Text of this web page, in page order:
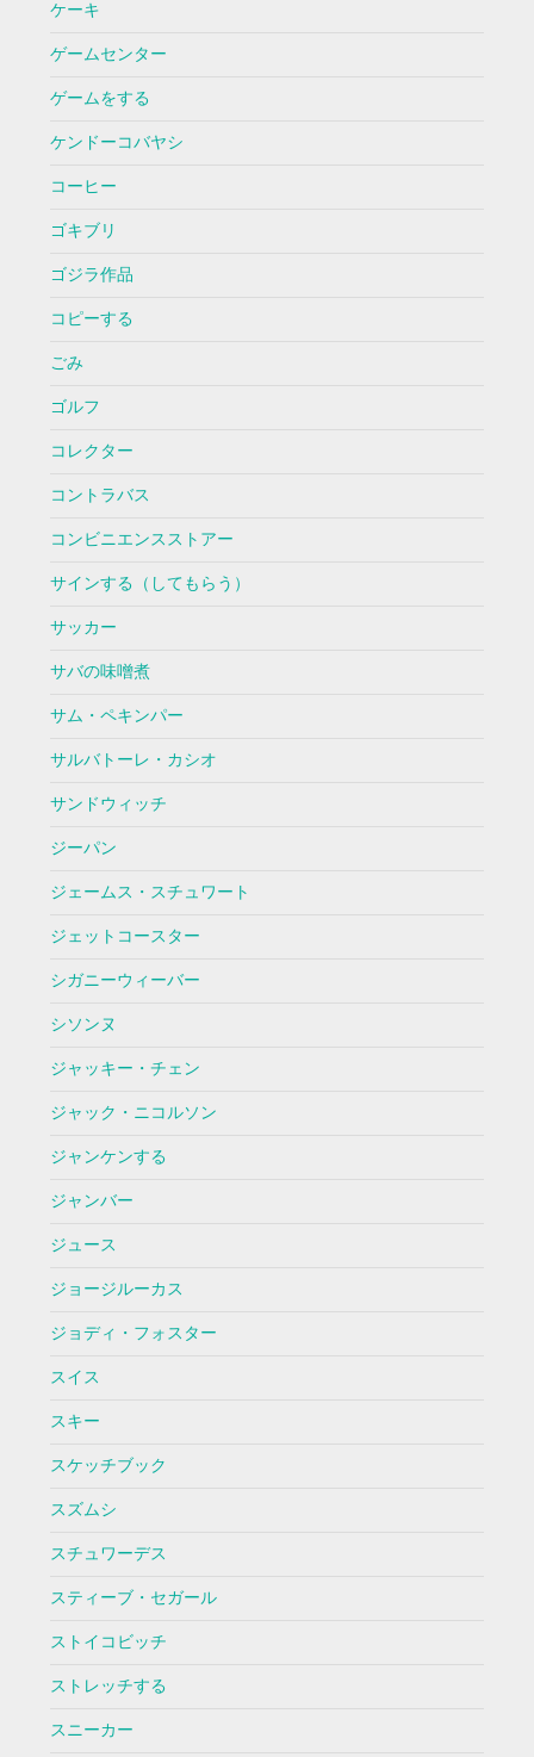
ケーキ
ゲームセンター
ゲームをする
ケンドーコバヤシ
コーヒー
ゴキブリ
ゴジラ作品
コピーする
ごみ
ゴルフ
コレクター
コントラバス
コンビニエンスストアー
サインする（してもらう）
サッカー
サバの味噌煮
サム・ペキンパー
サルバトーレ・カシオ
サンドウィッチ
ジーパン
ジェームス・スチュワート
ジェットコースター
シガニーウィーバー
シソンヌ
ジャッキー・チェン
ジャック・ニコルソン
ジャンケンする
ジャンバー
ジュース
ジョージルーカス
ジョディ・フォスター
スイス
スキー
スケッチブック
スズムシ
スチュワーデス
スティーブ・セガール
ストイコビッチ
ストレッチする
スニーカー